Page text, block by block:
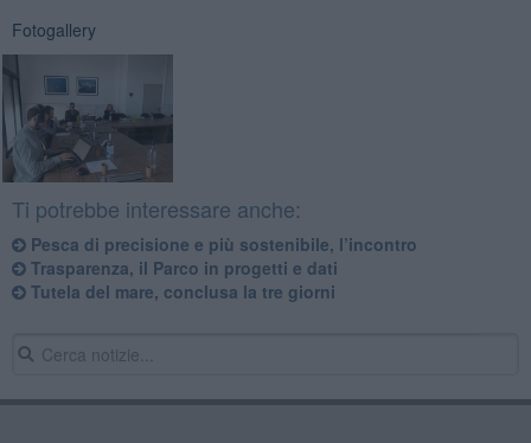
Fotogallery
Ti potrebbe interessare anche:
Pesca di precisione e più sostenibile, l’incontro
Trasparenza, il Parco in progetti e dati
Tutela del mare, conclusa la tre giorni